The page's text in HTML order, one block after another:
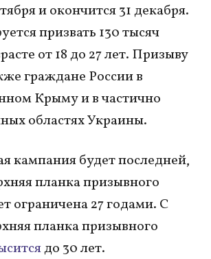
и окончится 31 декабря.
призвать 130 тысяч
от 18 до 27 лет. Призыву
граждане России в
Крыму и в частично
областях Украины.
кампания будет последней,
планка призывного
ограничена 27 годами. С
планка призывного
до 30 лет.